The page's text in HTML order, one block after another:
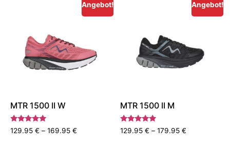
Angebot!
MTR 1500 II W
Bewertet
mit
129.95 € – 169.95 €
Angebot!
MTR 1500 II M
Bewertet
mit
129.95 € – 179.95 €